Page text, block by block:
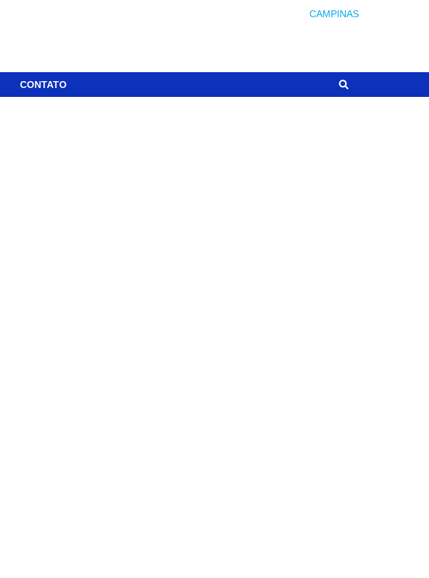
CAMPINAS
CONTATO